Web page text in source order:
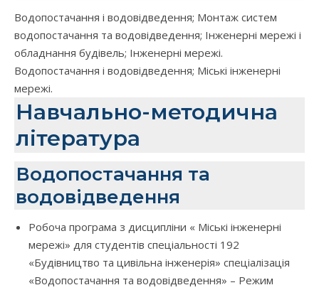
Водопостачання і водовідведення; Монтаж систем
водопостачання та водовідведення; Інженерні мережі і
обладнання будівель; Інженерні мережі.
Водопостачання і водовідведення; Міські інженерні
мережі.
Навчально-методична
література
Водопостачання та
водовідведення
Робоча програма з дисципліни « Міські інженерні
мережі» для студентів спеціальності 192
«Будівництво та цивільна інженерія» спеціалізація
«Водопостачання та водовідведення» – Режим